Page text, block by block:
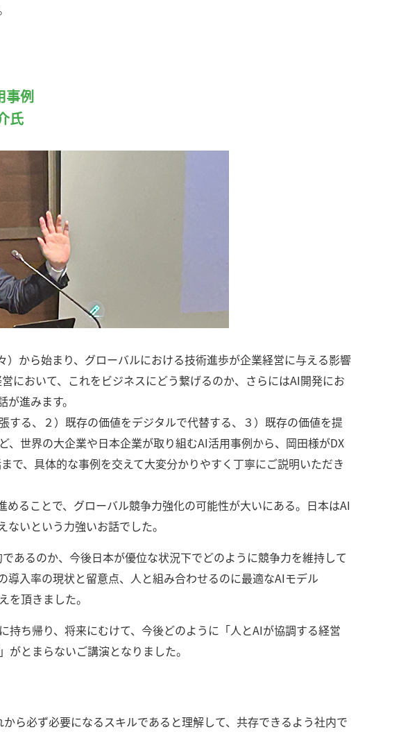
事例
氏
から始まり、グローバルにおける技術進歩が企業経営に与える影響
において、これをビジネスにどう繋げるのか、さらにはAI開発にお
進みます。
する、２）既存の価値をデジタルで代替する、３）既存の価値を提
世界の大企業や日本企業が取り組むAI活用事例から、岡田様がDX
で、具体的な事例を交えて大変分かりやすく丁寧にご説明いただき
ることで、グローバル競争力強化の可能性が大いにある。日本はAI
いという力強いお話でした。
あるのか、今後日本が優位な状況下でどのように競争力を維持して
入率の現状と留意点、人と組み合わせるのに最適なAIモデル
頂きました。
ち帰り、将来にむけて、今後どのように「人とAIが協調する経営
とまらないご講演となりました。
ら必ず必要になるスキルであると理解して、共存できるよう社内で